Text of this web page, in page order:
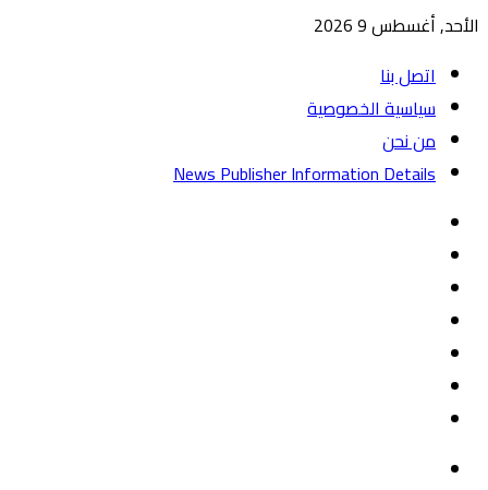
الأحد, أغسطس 9 2026
اتصل بنا
سياسية الخصوصية
من نحن
News Publisher Information Details